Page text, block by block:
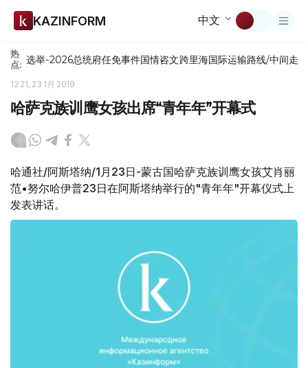
KAZINFORM 中文
热
点: 选举-2026总统府任免事件国情咨文跨里海国际运输路线/中间走廊
12:21, 23 1月 2019
哈萨克族训鹰女孩出席“青年年”开幕式
哈通社/阿斯塔纳/1月23日-蒙古国哈萨克族训鹰女孩艾肖丽
范•努尔哈伊普23日在阿斯塔纳举行的"青年年"开幕仪式上
发表讲话。